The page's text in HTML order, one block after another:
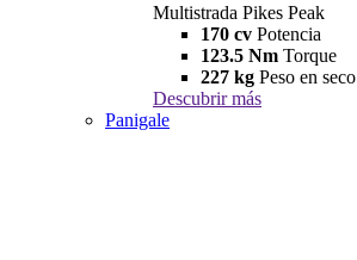
Multistrada Pikes Peak
170 cv Potencia
123.5 Nm Torque
227 kg Peso en seco
Descubrir más
Panigale